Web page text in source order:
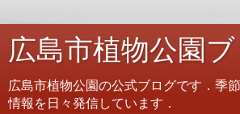
広島市植物公園
広島市植物公園の公式ブログです．季
情報を日々発信しています．